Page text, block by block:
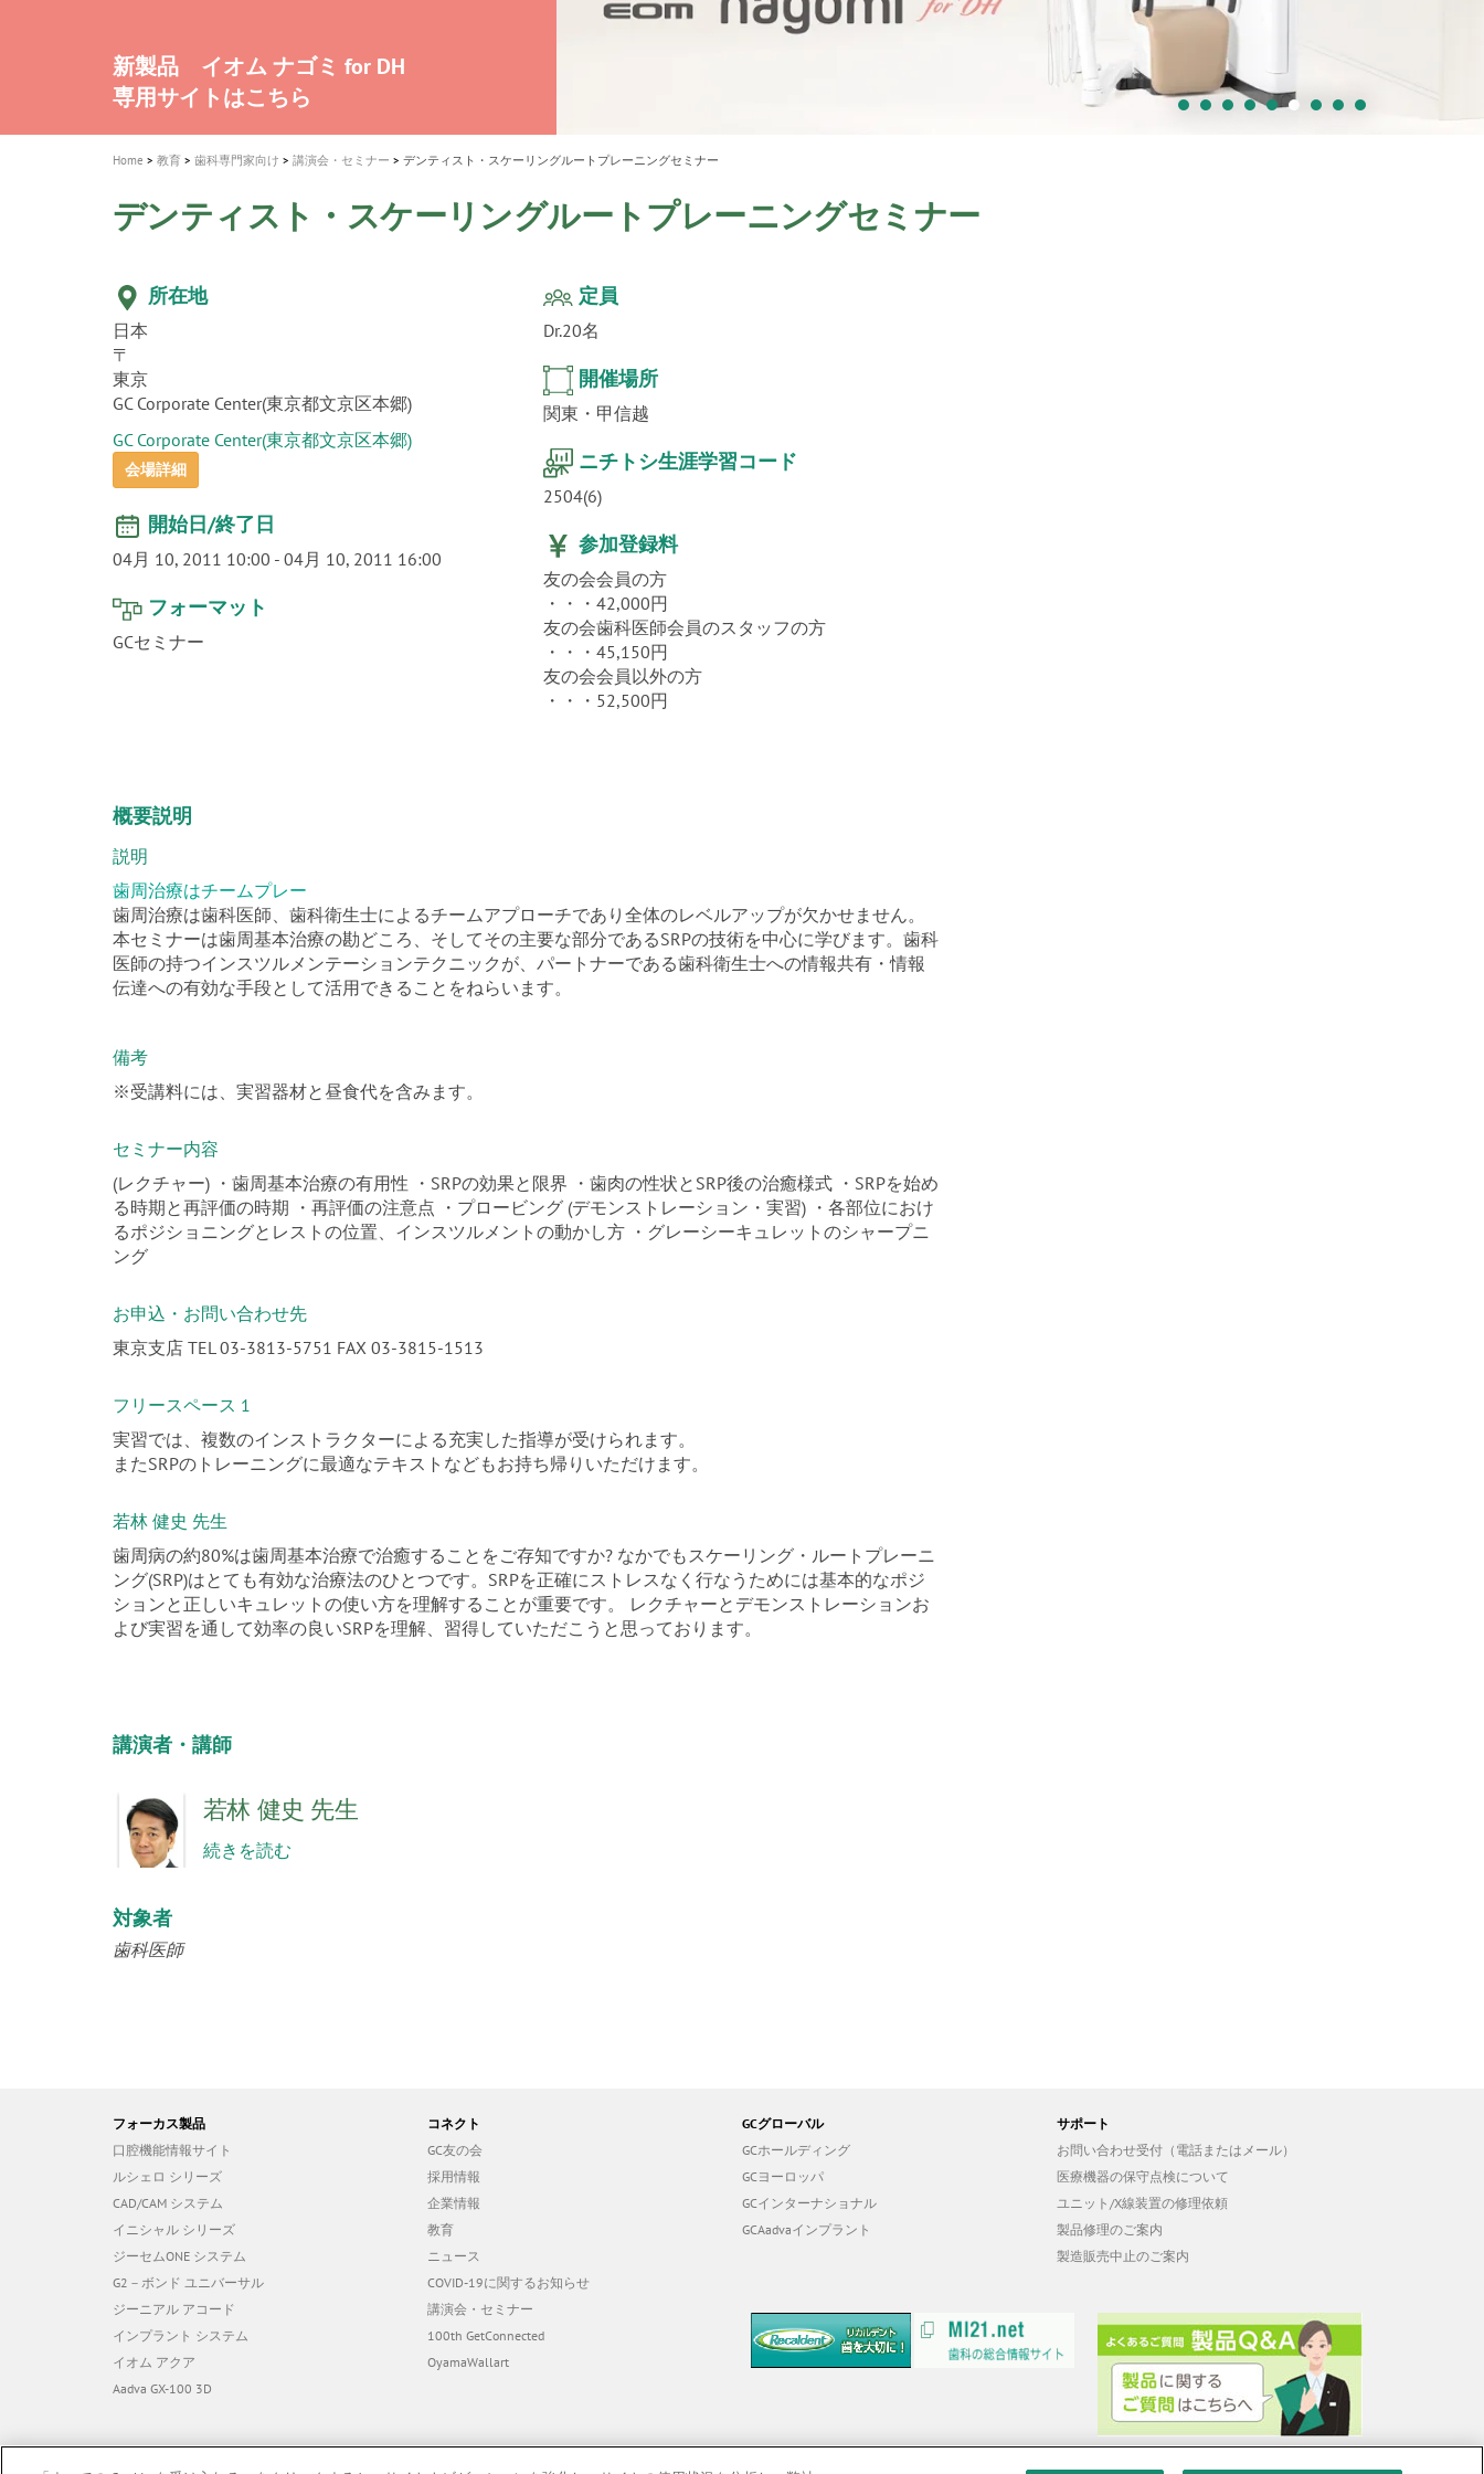
i
o
n
A healthy smile greatly contributes to your
quality of life
新発売 エバーエックス フロー
製品の詳細情報はこちら
「セラスマート テクノロジーブック」公
開
「イニシャル LiSi（リジ）ブロック テクノ
ロジーブック」公開
歯を内部まで白くする
医療ホワイトニング ティオン®
新製品 イオム ナゴミ for DH
専用サイトはこちら
新製品バキュクレーブ 118 / 318 Prime
製品の詳細情報はこちら
インプラント Aadva®
ショートインプラント新発売
GCグループ企業
Home 教育 歯科専門家向け 講演会・セミナー デンティスト・スケーリングルートプレーニングセミナー
デンティスト・スケーリングルートプレーニングセミナー
所在地
日本
〒
東京
GC Corporate Center(東京都文京区本郷)
GC Corporate Center(東京都文京区本郷)
会場詳細
開始日/終了日
04月 10, 2011 10:00 - 04月 10, 2011 16:00
フォーマット
GCセミナー
定員
Dr.20名
開催場所
関東・甲信越
ニチトシ生涯学習コード
2504(6)
参加登録料
友の会会員の方
・・・42,000円
友の会歯科医師会員のスタッフの方
・・・45,150円
友の会会員以外の方
・・・52,500円
概要説明
説明
歯周治療はチームプレー
歯周治療は歯科医師、歯科衛生士によるチームアプローチであり全体のレベルアップが欠かせません。
本セミナーは歯周基本治療の勘どころ、そしてその主要な部分であるSRPの技術を中心に学びます。歯科
医師の持つインスツルメンテーションテクニックが、パートナーである歯科衛生士への情報共有・情報
伝達への有効な手段として活用できることをねらいます。
備考
※受講料には、実習器材と昼食代を含みます。
セミナー内容
(レクチャー) ・歯周基本治療の有用性 ・SRPの効果と限界 ・歯肉の性状とSRP後の治癒様式 ・SRPを始め
る時期と再評価の時期 ・再評価の注意点 ・プロービング (デモンストレーション・実習) ・各部位におけ
るポジショニングとレストの位置、インスツルメントの動かし方 ・グレーシーキュレットのシャープニ
ング
お申込・お問い合わせ先
東京支店 TEL 03-3813-5751 FAX 03-3815-1513
フリースペース 1
実習では、複数のインストラクターによる充実した指導が受けられます。
またSRPのトレーニングに最適なテキストなどもお持ち帰りいただけます。
若林 健史 先生
歯周病の約80%は歯周基本治療で治癒することをご存知ですか? なかでもスケーリング・ルートプレーニ
ング(SRP)はとても有効な治療法のひとつです。SRPを正確にストレスなく行なうためには基本的なポジ
ションと正しいキュレットの使い方を理解することが重要です。 レクチャーとデモンストレーションお
よび実習を通して効率の良いSRPを理解、習得していただこうと思っております。
講演者・講師
若林 健史 先生
続きを読む
対象者
歯科医師
フォーカス製品
口腔機能情報サイト
ルシェロ シリーズ
CAD/CAM システム
イニシャル シリーズ
ジーセムONE システム
G2－ボンド ユニバーサル
ジーニアル アコード
インプラント システム
イオム アクア
Aadva GX-100 3D
コネクト
GC友の会
採用情報
企業情報
教育
ニュース
COVID-19に関するお知らせ
講演会・セミナー
100th GetConnected
OyamaWallart
GCグローバル
GCホールディング
GCヨーロッパ
GCインターナショナル
GCAadvaインプラント
サポート
お問い合わせ受付（電話またはメール）
医療機器の保守点検について
ユニット/X線装置の修理依頼
製品修理のご案内
製造販売中止のご案内